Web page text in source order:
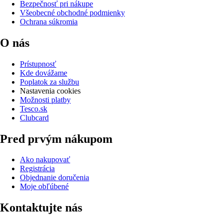
Bezpečnosť pri nákupe
Všeobecné obchodné podmienky
Ochrana súkromia
O nás
Prístupnosť
Kde dovážame
Poplatok za službu
Nastavenia cookies
Možnosti platby
Tesco.sk
Clubcard
Pred prvým nákupom
Ako nakupovať
Registrácia
Objednanie doručenia
Moje obľúbené
Kontaktujte nás